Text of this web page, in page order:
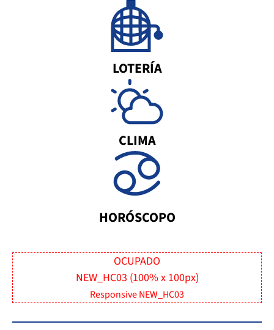
LOTERÍA
CLIMA
HORÓSCOPO
OCUPADO
NEW_HC03 (100% x 100px)
Responsive NEW_HC03